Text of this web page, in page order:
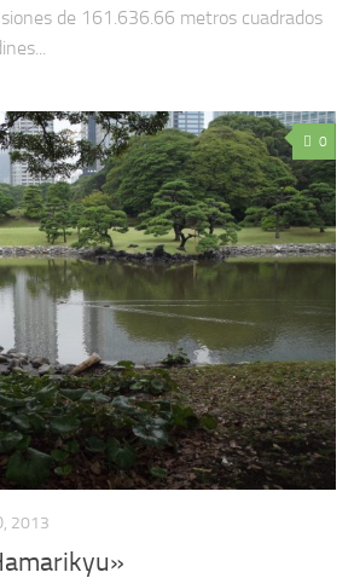
de 161.636.66 metros cuadrados
0
2013